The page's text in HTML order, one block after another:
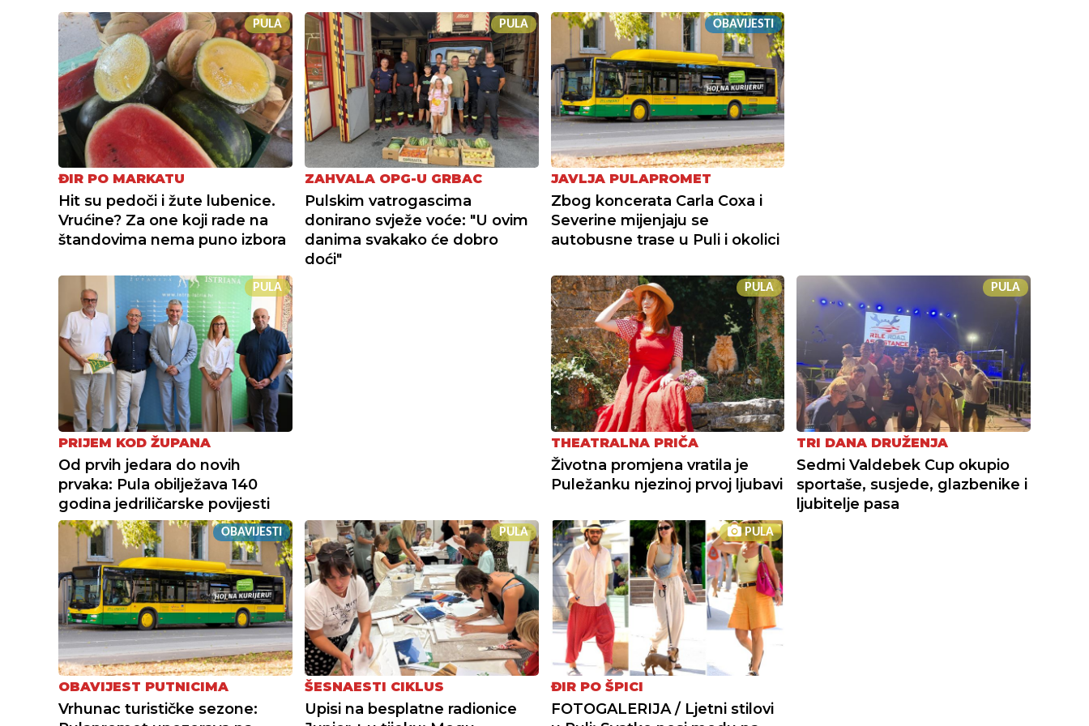
PULA
ĐIR PO MARKATU
Hit su pedoči i žute lubenice.
Vrućine? Za one koji rade na
štandovima nema puno izbora
PULA
ZAHVALA OPG-U GRBAC
Pulskim vatrogascima
donirano svježe voće: "U ovim
danima svakako će dobro
doći"
OBAVIJESTI
JAVLJA PULAPROMET
Zbog koncerata Carla Coxa i
Severine mijenjaju se
autobusne trase u Puli i okolici
PULA
PRIJEM KOD ŽUPANA
Od prvih jedara do novih
prvaka: Pula obilježava 140
godina jedriličarske povijesti
PULA
THEATRALNA PRIČA
Životna promjena vratila je
Puležanku njezinoj prvoj ljubavi
PULA
TRI DANA DRUŽENJA
Sedmi Valdebek Cup okupio
sportaše, susjede, glazbenike i
ljubitelje pasa
OBAVIJESTI
OBAVIJEST PUTNICIMA
Vrhunac turističke sezone:
PULA
ŠESNAESTI CIKLUS
Upisi na besplatne radionice
PULA
ĐIR PO ŠPICI
FOTOGALERIJA / Ljetni stilovi